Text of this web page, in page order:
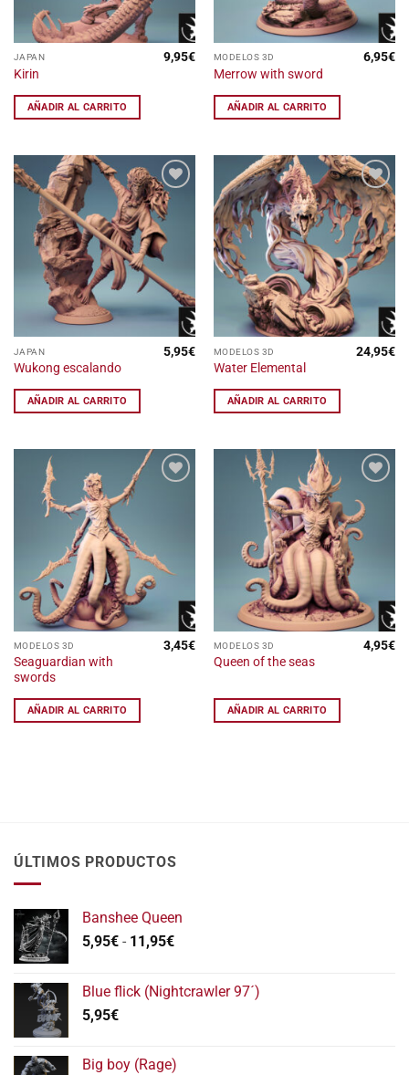
producto
JAPAN
Kirin
9,95€
AÑADIR AL CARRITO
MODELOS 3D
Merrow with sword
6,95€
AÑADIR AL CARRITO
Añadir
a la
lista
de
deseos
JAPAN
Wukong escalando
5,95€
AÑADIR AL CARRITO
Añadir
a la
lista
de
deseos
MODELOS 3D
Water Elemental
24,95€
AÑADIR AL CARRITO
MODELOS 3D
Seaguardian with
swords
3,45€
AÑADIR AL CARRITO
a la
lista
de
MODELOS 3D
Queen of the seas
4,95€
AÑADIR AL CARRITO
ÚLTIMOS PRODUCTOS
Banshee Queen
5,95€ - 11,95€Rango
desde
11,95€
Blue flick (Nightcrawler 97´)
5,95€
Big boy (Rage)